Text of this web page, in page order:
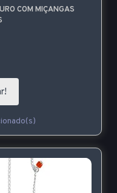
COM MIÇANGAS